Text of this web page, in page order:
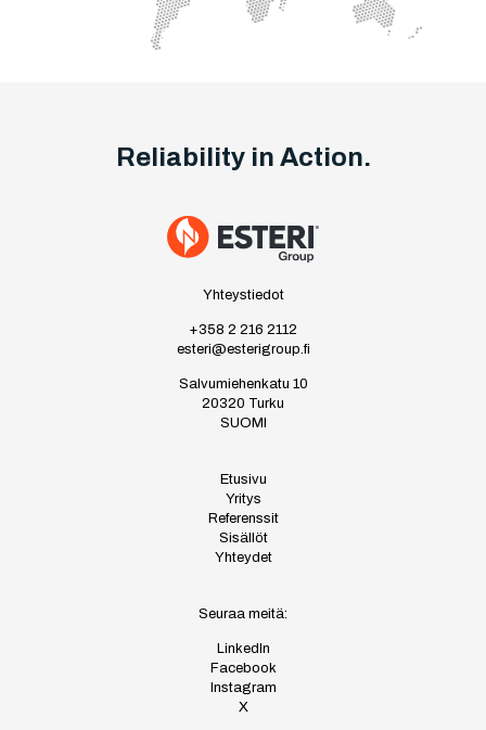
Reliability in Action.
Yhteystiedot
+358 2 216 2112
esteri@esterigroup.fi
Salvumiehenkatu 10
20320 Turku
SUOMI
Etusivu
Yritys
Referenssit
Sisällöt
Yhteydet
Seuraa meitä:
LinkedIn
Facebook
Instagram
X